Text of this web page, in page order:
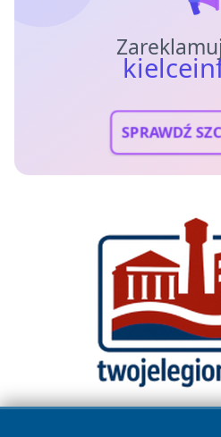
SPRAWDŹ